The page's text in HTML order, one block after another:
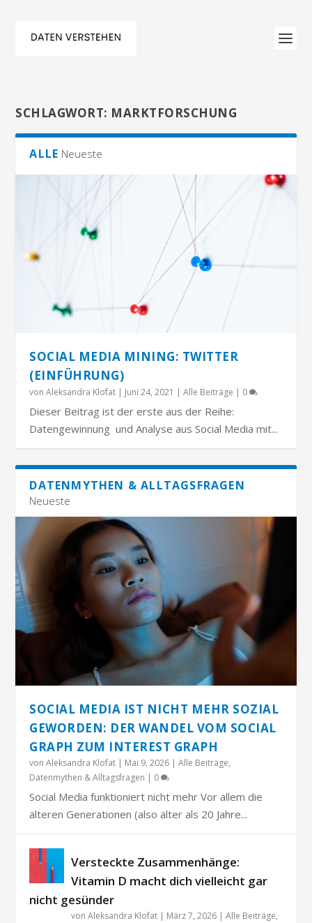
SCHLAGWORT: MARKTFORSCHUNG
ALLE Neueste
SOCIAL MEDIA MINING: TWITTER
(EINFÜHRUNG)
vonAleksandra Klofat | Juni 24, 2021 |Alle Beiträge | 0
Dieser Beitrag ist der erste aus der Reihe:
Datengewinnung und Analyse aus Social Media mit...
DATENMYTHEN & ALLTAGSFRAGEN
Neueste
SOCIAL MEDIA IST NICHT MEHR SOZIAL
GEWORDEN: DER WANDEL VOM SOCIAL
GRAPH ZUM INTEREST GRAPH
vonAleksandra Klofat | Mai 9, 2026 |Alle Beiträge,
Datenmythen & Alltagsfragen | 0
Social Media funktioniert nicht mehr Vor allem die
älteren Generationen (also älter als 20 Jahre...
Versteckte Zusammenhänge:
Vitamin D macht dich vielleicht gar
nicht gesünder
vonAleksandra Klofat | März 7, 2026 |Alle Beiträge,